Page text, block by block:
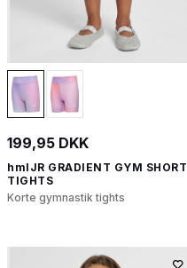
199,95 DKK
hmlJR GRADIENT GYM SHORT
TIGHTS
Korte gymnastik tights